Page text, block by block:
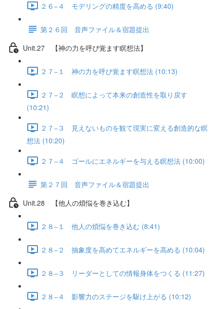
２６−４ モデリングの精度を高める (9:40)
第２６回 音声ファイル＆宿題提出
Unit.27 【神の力を呼び覚ます瞑想法】
２７−１ 神の力を呼び覚ます瞑想法 (10:13)
２７−２ 瞑想によって本来の創造性を取り戻す
(10:21)
２７−３ 見えないものを観て現実に変える創造的な瞑
想法 (10:20)
２７−４ ゴールにエネルギーを与える瞑想法 (10:00)
第２７回 音声ファイル＆宿題提出
Unit.28 【他人の煩悩を巻き込む】
２８−１ 他人の煩悩を巻き込む (8:41)
２８−２ 抽象度を高めてエネルギーを高める (10:04)
２８−３ リーダーとしての情報身体をつくる (11:27)
２８−４ 影響力のステージを駆け上がる (10:12)